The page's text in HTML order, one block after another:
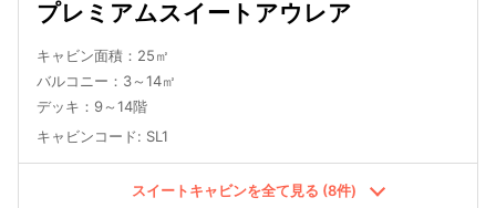
プレミアムスイートアウレア
キャビン面積：25㎡
バルコニー：3～14㎡
デッキ：9～14階
キャビンコード: SL1
スイートキャビンを全て見る (8件)